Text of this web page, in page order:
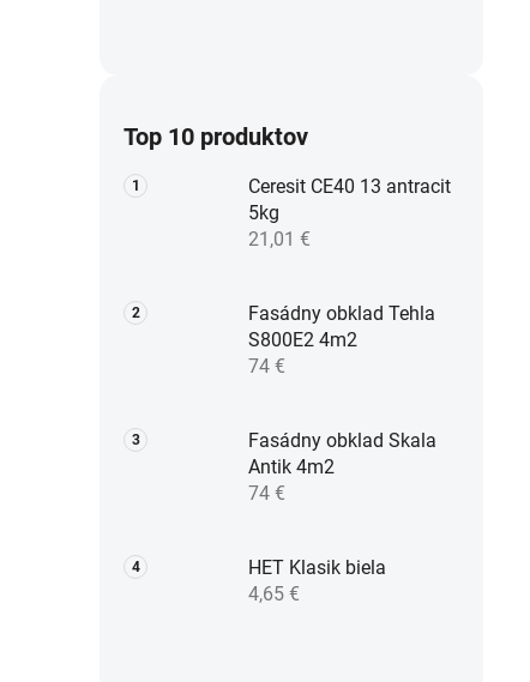
Top 10 produktov
Ceresit CE40 13 antracit
5kg
21,01 €
Fasádny obklad Tehla
S800E2 4m2
74 €
Fasádny obklad Skala
Antik 4m2
74 €
HET Klasik biela
4,65 €